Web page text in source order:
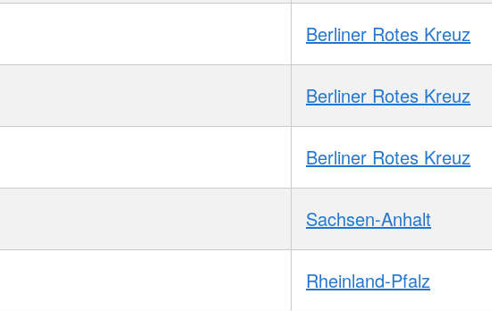
Berliner Rotes Kreuz
Berliner Rotes Kreuz
Berliner Rotes Kreuz
Sachsen-Anhalt
Rheinland-Pfalz